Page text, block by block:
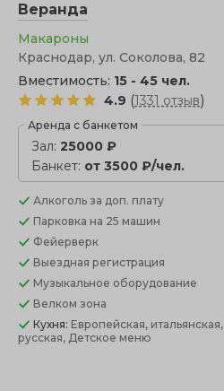
Веранда
Макароны
Краснодар, ул. Соколова, 82
Вместимость: 15 - 45 чел.
4.9 (1331 отзыв)
Аренда с банкетом
Зал: 25000 ₽
Банкет: от 3500 ₽/чел.
Алкоголь за доп. плату
Парковка на 25 машин
Фейерверк
Выездная регистрация
Музыкальное оборудование
Велком зона
Кухня: Европейская, итальянская,
русская, Детское меню